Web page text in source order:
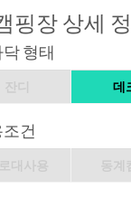
핑장 상세
형태
데
건